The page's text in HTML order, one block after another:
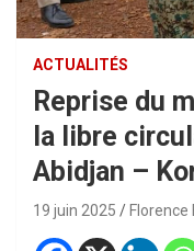
ACTUALITÉS
Reprise du
la libre
Abidjan –
19 juin 2025 Florence